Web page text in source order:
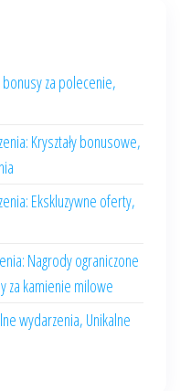
za polecenie,
Kryształy bonusowe,
Ekskluzywne oferty,
Nagrody ograniczone
za kamienie milowe
wydarzenia, Unikalne